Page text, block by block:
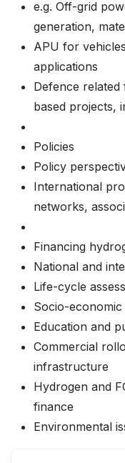
e.g. Off-grid
generation,
APU for
applications
Defence
based projects,
Policies
Policy
International
networks,
Financing
National and
Life-cycle
Socio-economic
Education and
Commercial
infrastructure
Hydrogen and
finance
Environmental